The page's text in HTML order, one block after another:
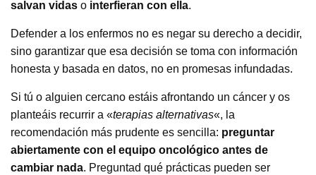
salvan vidas o interfieran con ella.
Defender a los enfermos no es negar su derecho a decidir,
sino garantizar que esa decisión se toma con información
honesta y basada en datos, no en promesas infundadas.
Si tú o alguien cercano estáis afrontando un cáncer y os
planteáis recurrir a «terapias alternativas«, la
recomendación más prudente es sencilla: preguntar
abiertamente con el equipo oncológico antes de
cambiar nada. Preguntad qué prácticas pueden ser